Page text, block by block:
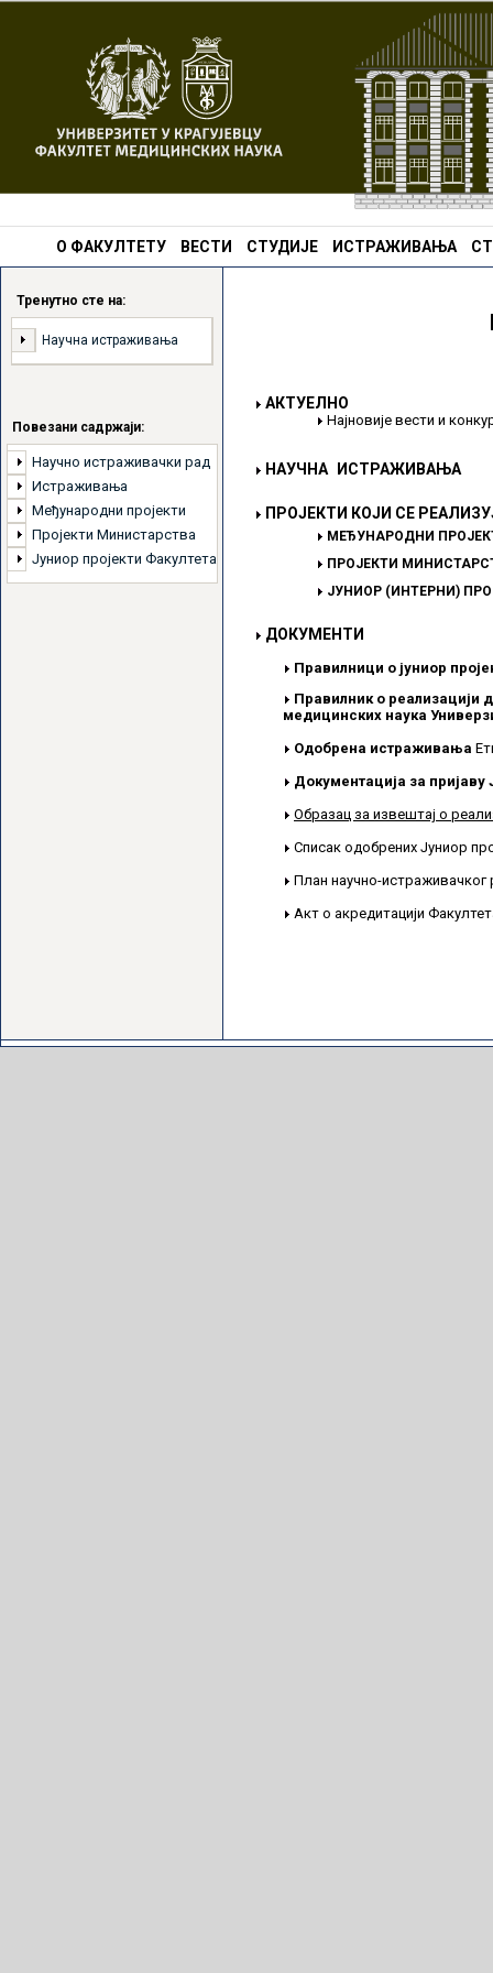
О ФАКУЛТЕТУ ВЕСТИ СТУДИЈЕ ИСТРАЖИВАЊА
Тренутно сте на:
Научна истраживања
Повезани садржаји:
Научно истраживачки рад
Истраживања
Међународни пројекти
Пројекти Министарства
Јуниор пројекти Факултета
АКТУЕЛНО
Најновије вести и
НАУЧНА ИСТРАЖИВАЊА
ПРОЈЕКТИ КОЈИ СЕ
МЕЂУНАРОДНИ
ПРОЈЕКТИ
ЈУНИОР (ИНТЕРНИ)
ДОКУМЕНТИ
Правилници о јуниор
Правилник о реализацији
медицинских наука
Одобрена истраживања
Документација за
Образац за извештај о
Списак одобрених Јуниор
План научно-истраживачког
Акт о акредитацији